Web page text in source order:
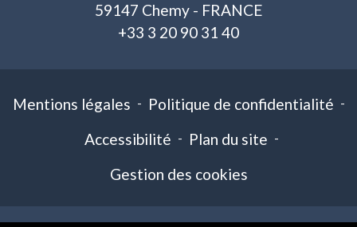
59147 Chemy - FRANCE
+33 3 20 90 31 40
Mentions légales - Politique de confidentialité -
Accessibilité - Plan du site -
Gestion des cookies